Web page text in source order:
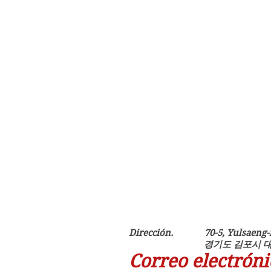
Dirección. 70-5, Yulsaeng-ri,
경기도 김포시 대곶면
Correo